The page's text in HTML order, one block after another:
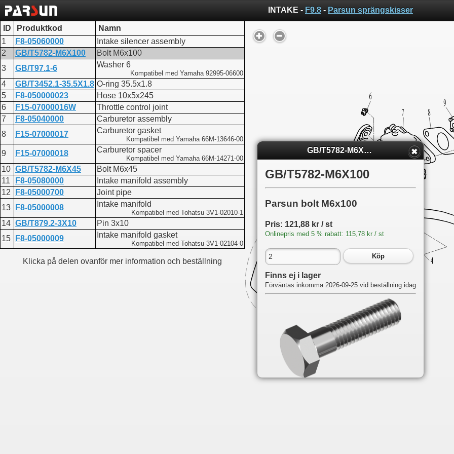
INTAKE - F9.8 - Parsun sprängskisser
ID Produktkod
Namn
1
F8-05060000
Intake silencer assembly
2
GB/T5782-M6X100
Bolt M6x100
3
GB/T97.1-6 Washer 6
Kompatibel med Yamaha 92995-06600
4 GB/T3452.1-35.5X1.8 O-ring 35.5x1.8
5
F8-050000023
Hose 10x5x245
6
F15-07000016W
Throttle control joint
7
F8-05040000
Carburetor assembly
8
F15-07000017 Carburetor gasket
Kompatibel med Yamaha 66M-13646-00
9 F15-07000018 Carburetor spacer
Kompatibel med Yamaha 66M-14271-00
10 GB/T5782-M6X45
Bolt M6x45
11
F8-05080000
Intake manifold assembly
12
F8-05000700
Joint pipe
13
F8-05000008 Intake manifold
Kompatibel med Tohatsu 3V1-02010-1
14 GB/T879.2-3X10
Pin 3x10
15
F8-05000009 Intake manifold gasket
Kompatibel med Tohatsu 3V1-02104-0
Klicka på delen ovanför mer information och beställning
GB/T5782-M6X100
GB/T5782-M6X100
Parsun bolt M6x100
Pris: 121,88 kr / st
Onlinepris med 5 % rabatt: 115,78 kr / st
Köp
Finns ej i lager
Förväntas inkomma 2026-09-25 vid beställning idag